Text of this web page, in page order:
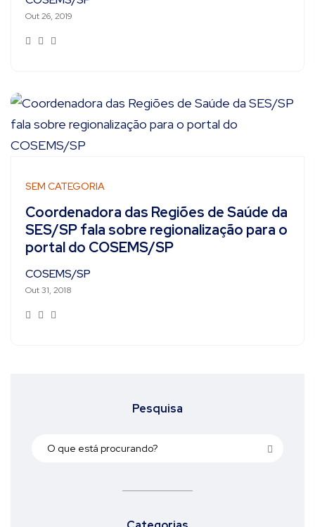
Out 26, 2019
SEM CATEGORIA
Coordenadora das Regiões de Saúde da
SES/SP fala sobre regionalização para o
portal do COSEMS/SP
COSEMS/SP
Out 31, 2018
Pesquisa